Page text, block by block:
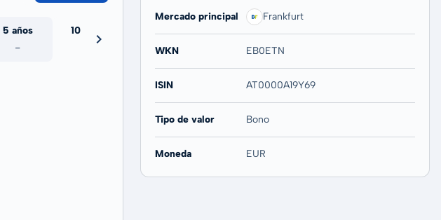
5 años
-
10 años
-
Mercado principal Frankfurt
WKN EB0ETN
ISIN AT0000A19Y69
Tipo de valor Bono
Moneda EUR